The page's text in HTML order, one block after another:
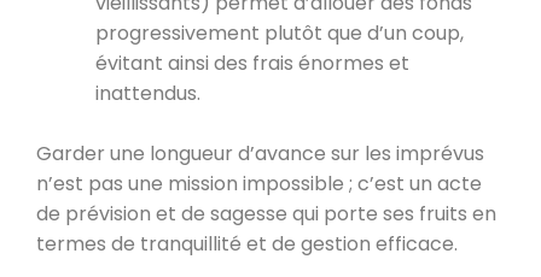
progressivement plutôt que d’un coup,
évitant ainsi des frais énormes et
inattendus.
Garder une longueur d’avance sur les imprévus
n’est pas une mission impossible ; c’est un acte
de prévision et de sagesse qui porte ses fruits en
termes de tranquillité et de gestion efficace.